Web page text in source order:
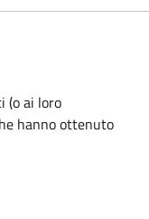
(o ai loro
hanno ottenuto